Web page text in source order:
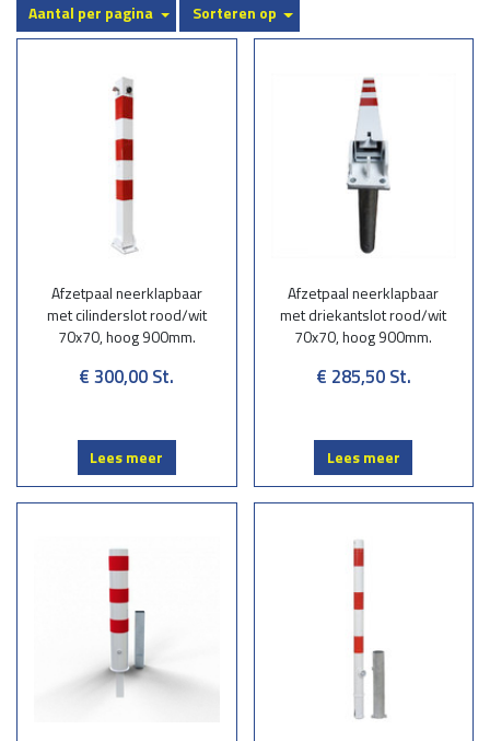
Vrijwel alle maten zijn mogelijk, echter standaard zijn de maten rond
afschermpalen zijn flexibel of worden geplaatst in aardebaan (d.m.v.
ingraven) en in asfalt verharding d.m.v. diamantboren en ingraven.
Gaten worden afgevuld met gietmortel.
Afzetpalen; Inklapbaar, Uitneembaar en Verzinkbaar
Onze flexibele afzetpalen zijn uiterst duurzaam en voorzien van een
voetplaat die wij door middel van 4 st. lijmankers M16x125 mm.
bevestigen (boordiepte 100 mm.)
(bedrijfs) RAL kleur of opvallende signaalkleuren rood/wit of
geel/zwart.
GROTE AANTALLEN OF MAATWERK AANVRAGEN?
voorzien wij u van een juiste prijsopgaaf. Graag ontvangen wij uw
technische specificaties en leggen deze voor aan één van onze
Aantal per pagina Sorteren op
Afzetpaal neerklapbaar
met cilinderslot rood/wit
70x70, hoog 900mm.
€ 300,00 St.
Lees meer
Afzetpaal neerklapbaar
met driekantslot rood/wit
70x70, hoog 900mm.
€ 285,50 St.
Lees meer